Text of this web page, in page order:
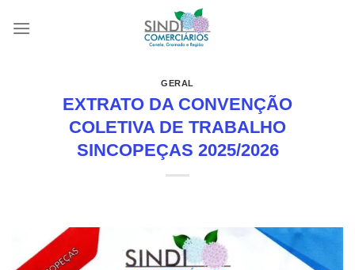
GERAL
EXTRATO DA CONVENÇÃO
COLETIVA DE TRABALHO
SINCOPEÇAS 2025/2026